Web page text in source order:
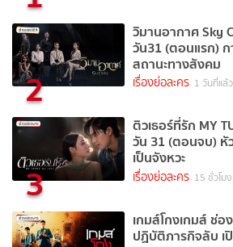
2
วิมานอากาศ Sky
วัน31 (ตอนแรก)
สถานะทางสังคม
เรื่องย่อละคร 1 วันที่แล้ว
3
ติวเธอร์ที่รัก MY
วัน 31 (ตอนจบ) หั
เป็นจังหวะ
เรื่องย่อละคร 15 ชั่วโม
เกมส์โกงเกมส์ ช่
ปฏิบัติภารกิจลับ เ